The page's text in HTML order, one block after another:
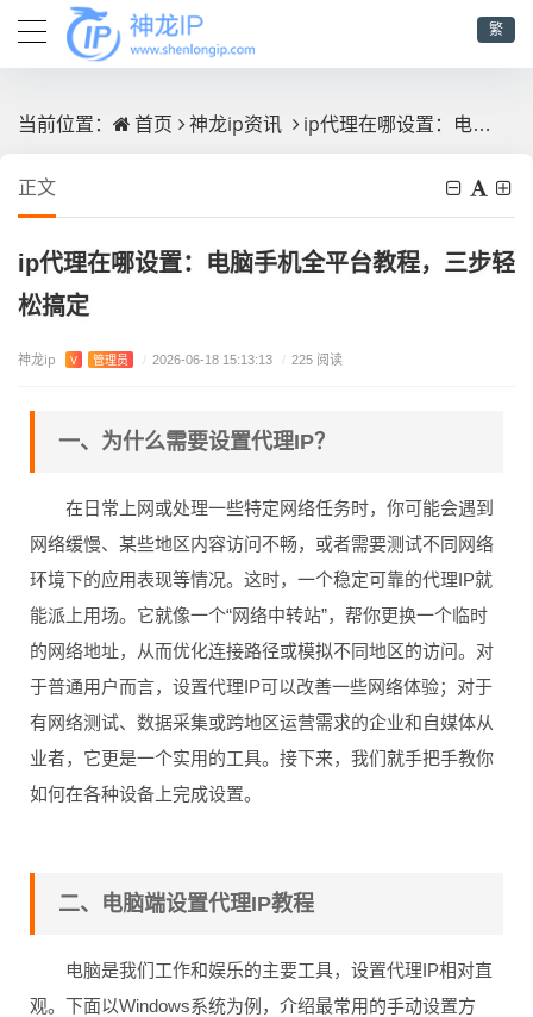
繁
当前位置： 首页 神龙ip资讯 ip代理在哪设置：电脑手机全平台教程，三步轻松搞定
正文
ip代理在哪设置：电脑手机全平台教程，三步轻
松搞定
神龙ip V 管理员 / 2026-06-18 15:13:13 / 225 阅读
一、为什么需要设置代理IP？
在日常上网或处理一些特定网络任务时，你可能会遇到
网络缓慢、某些地区内容访问不畅，或者需要测试不同网络
环境下的应用表现等情况。这时，一个稳定可靠的代理IP就
能派上用场。它就像一个“网络中转站”，帮你更换一个临时
的网络地址，从而优化连接路径或模拟不同地区的访问。对
于普通用户而言，设置代理IP可以改善一些网络体验；对于
有网络测试、数据采集或跨地区运营需求的企业和自媒体从
业者，它更是一个实用的工具。接下来，我们就手把手教你
如何在各种设备上完成设置。
二、电脑端设置代理IP教程
电脑是我们工作和娱乐的主要工具，设置代理IP相对直
观。下面以Windows系统为例，介绍最常用的手动设置方